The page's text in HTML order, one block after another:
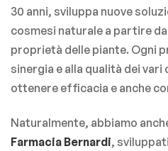
30 anni, sviluppa nuove
cosmesi naturale a partire
proprietà delle piante. Ogni
sinergia e alla qualità dei
ottenere efficacia e anche
Naturalmente, abbiamo
Farmacia Bernardi,